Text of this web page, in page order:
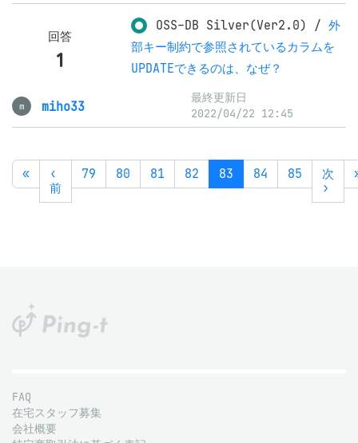
回答
1
OSS-DB Silver(Ver2.0) /外
部キー制約で参照されているカラムを
UPDATEできるのは、なぜ？
m miho33
最終更新日
2022/04/22 12:45
«
‹
前
79 80 81 82 83 84 85
次
›
FAQ
在宅スタッフ募集
会社概要